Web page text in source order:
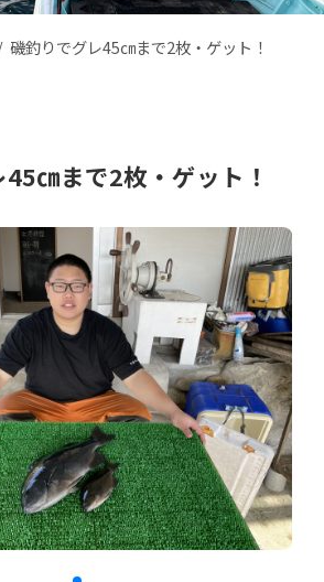
磯釣りでグレ45㎝まで2枚・ゲット！
㎝まで2枚・ゲット！